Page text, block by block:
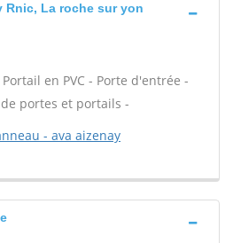
Rnic, La roche sur yon
en PVC - Porte d'entrée -
portes et portails -
- ava aizenay